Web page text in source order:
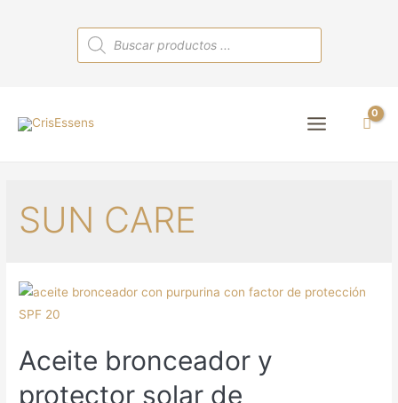
Búsqueda
de
productos
Main
SUN CARE
Aceite bronceador y
protector solar de